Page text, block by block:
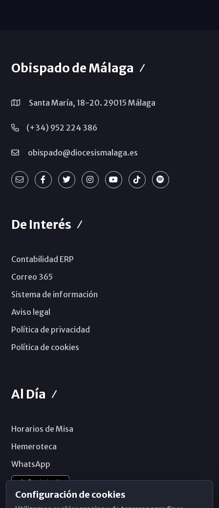
Obispado de Málaga
Santa María, 18-20. 29015 Málaga
(+34) 952 224 386
obispado@diocesismalaga.es
De Interés
Contabilidad ERP
Correo 365
Sistema de información
Aviso legal
Política de privacidad
Política de cookies
Al Día
Horarios de Misa
Hemeroteca
WhatsApp
Configuración de cookies